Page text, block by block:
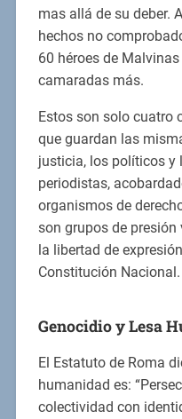
mas allá de su deber.
hechos no
60 héroes de
camaradas más.
Estos son solo cuatro
que guardan las
justicia, los políticos y
periodistas,
organismos de
son grupos de
la libertad de
Constitución Nacional.
Genocidio y Lesa
El Estatuto de Roma
humanidad es:
colectividad con